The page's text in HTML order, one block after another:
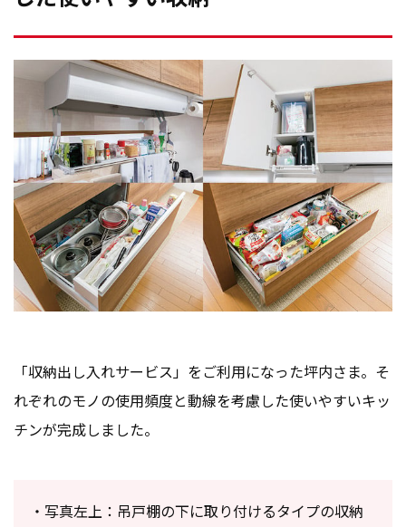
「収納出し入れサービス」をご利用になった坪内さま。そ
れぞれのモノの使用頻度と動線を考慮した使いやすいキッ
チンが完成しました。
・写真左上：吊戸棚の下に取り付けるタイプの収納